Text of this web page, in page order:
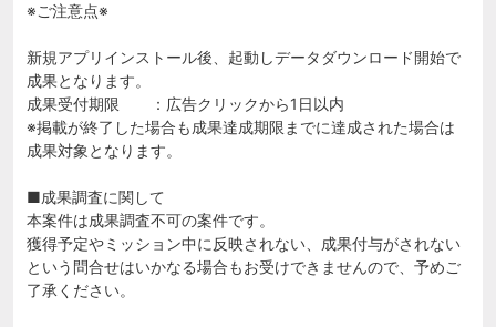
※ご注意点※
新規アプリインストール後、起動しデータダウンロード開始で
成果となります。
成果受付期限 ：広告クリックから1日以内
※掲載が終了した場合も成果達成期限までに達成された場合は
成果対象となります。
■成果調査に関して
本案件は成果調査不可の案件です。
獲得予定やミッション中に反映されない、成果付与がされない
という問合せはいかなる場合もお受けできませんので、予めご
了承ください。